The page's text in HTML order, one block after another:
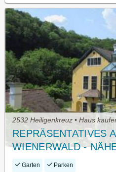
2532 Heiligenkreuz • Haus
REPRÄSENTATIVES
WIENERWALD -
Garten Parken